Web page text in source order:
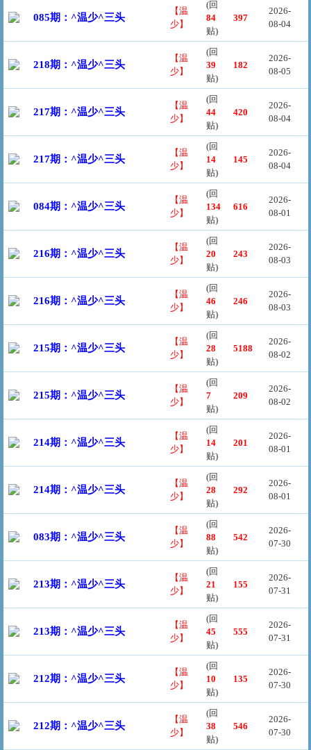
085期：^温少^三头
【温
少】
(回
84
贴)
397
2026-
08-04
218期：^温少^三头
【温
少】
(回
39
贴)
182
2026-
08-05
217期：^温少^三头
【温
少】
(回
44
贴)
420
2026-
08-04
217期：^温少^三头
【温
少】
(回
14
贴)
145
2026-
08-04
084期：^温少^三头
【温
少】
(回
134
贴)
616
2026-
08-01
216期：^温少^三头
【温
少】
(回
20
贴)
243
2026-
08-03
216期：^温少^三头
【温
少】
(回
46
贴)
246
2026-
08-03
215期：^温少^三头
【温
少】
(回
28
贴)
5188
2026-
08-02
215期：^温少^三头
【温
少】
(回
7
贴)
209
2026-
08-02
214期：^温少^三头
【温
少】
(回
14
贴)
201
2026-
08-01
214期：^温少^三头
【温
少】
(回
28
贴)
292
2026-
08-01
083期：^温少^三头
【温
少】
(回
88
贴)
542
2026-
07-30
213期：^温少^三头
【温
少】
(回
21
贴)
155
2026-
07-31
213期：^温少^三头
【温
少】
(回
45
贴)
555
2026-
07-31
212期：^温少^三头
【温
少】
(回
10
贴)
135
2026-
07-30
212期：^温少^三头
【温
少】
(回
38
贴)
546
2026-
07-30